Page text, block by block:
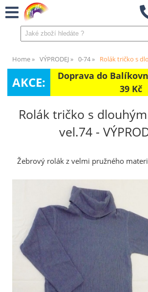
Home VÝPRODEJ 0-74 Rolák tričko s
AKCE:
Doprava do
39 Kč
Rolák tričko s
vel.74 -
Žebrový rolák z velmi pružného